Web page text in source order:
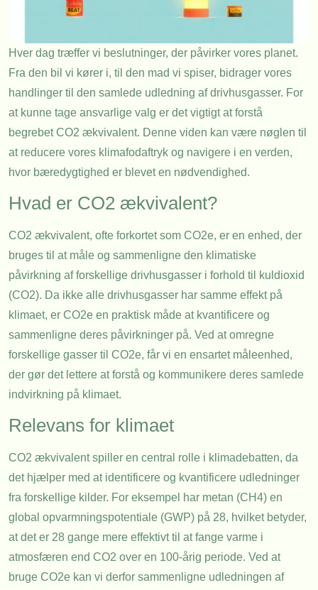
Hver dag træffer vi beslutninger, der påvirker vores planet.
Fra den bil vi kører i, til den mad vi spiser, bidrager vores
handlinger til den samlede udledning af drivhusgasser. For
at kunne tage ansvarlige valg er det vigtigt at forstå
begrebet CO2 ækvivalent. Denne viden kan være nøglen til
at reducere vores klimafodaftryk og navigere i en verden,
hvor bæredygtighed er blevet en nødvendighed.
Hvad er CO2 ækvivalent?
CO2 ækvivalent, ofte forkortet som CO2e, er en enhed, der
bruges til at måle og sammenligne den klimatiske
påvirkning af forskellige drivhusgasser i forhold til kuldioxid
(CO2). Da ikke alle drivhusgasser har samme effekt på
klimaet, er CO2e en praktisk måde at kvantificere og
sammenligne deres påvirkninger på. Ved at omregne
forskellige gasser til CO2e, får vi en ensartet måleenhed,
der gør det lettere at forstå og kommunikere deres samlede
indvirkning på klimaet.
Relevans for klimaet
CO2 ækvivalent spiller en central rolle i klimadebatten, da
det hjælper med at identificere og kvantificere udledninger
fra forskellige kilder. For eksempel har metan (CH4) en
global opvarmningspotentiale (GWP) på 28, hvilket betyder,
at det er 28 gange mere effektivt til at fange varme i
atmosfæren end CO2 over en 100-årig periode. Ved at
bruge CO2e kan vi derfor sammenligne udledningen af